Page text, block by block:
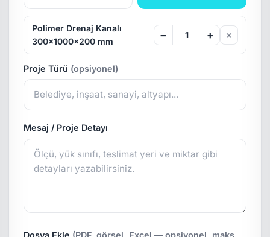
Polimer Drenaj Kanalı
300x1000x200 mm
− + ×
Proje Türü (opsiyonel)
Mesaj / Proje Detayı
Dosya Ekle (PDF, görsel, Excel — opsiyonel, maks.